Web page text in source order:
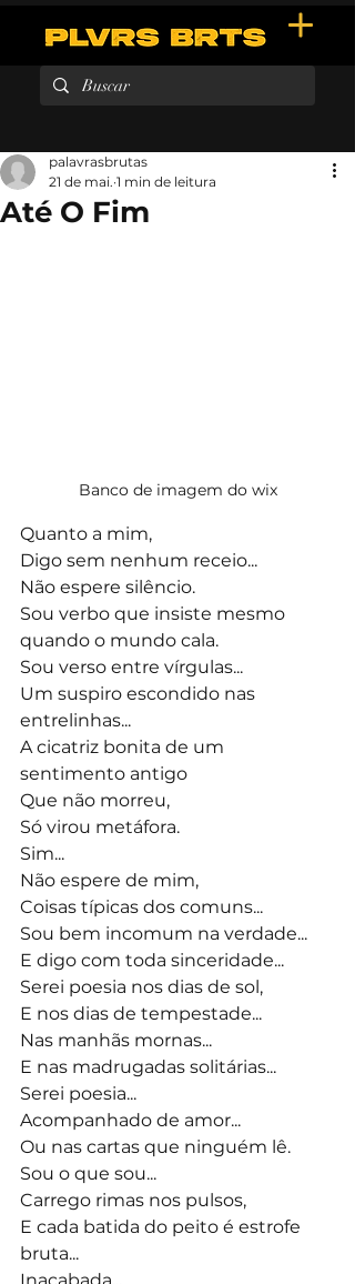
Até O Fim
palavrasbrutas
21 de mai. 1 min de leitura
Banco de imagem do wix
Quanto a mim,
Digo sem nenhum receio...
Não espere silêncio.
Sou verbo que insiste mesmo
quando o mundo cala.
Sou verso entre vírgulas...
Um suspiro escondido nas
entrelinhas...
A cicatriz bonita de um
sentimento antigo
Que não morreu,
Só virou metáfora.
Sim...
Não espere de mim,
Coisas típicas dos comuns...
Sou bem incomum na verdade...
E digo com toda sinceridade...
Serei poesia nos dias de sol,
E nos dias de tempestade...
Nas manhãs mornas...
E nas madrugadas solitárias...
Serei poesia...
Acompanhado de amor...
Ou nas cartas que ninguém lê.
Sou o que sou...
Carrego rimas nos pulsos,
E cada batida do peito é estrofe
bruta...
Inacabada...